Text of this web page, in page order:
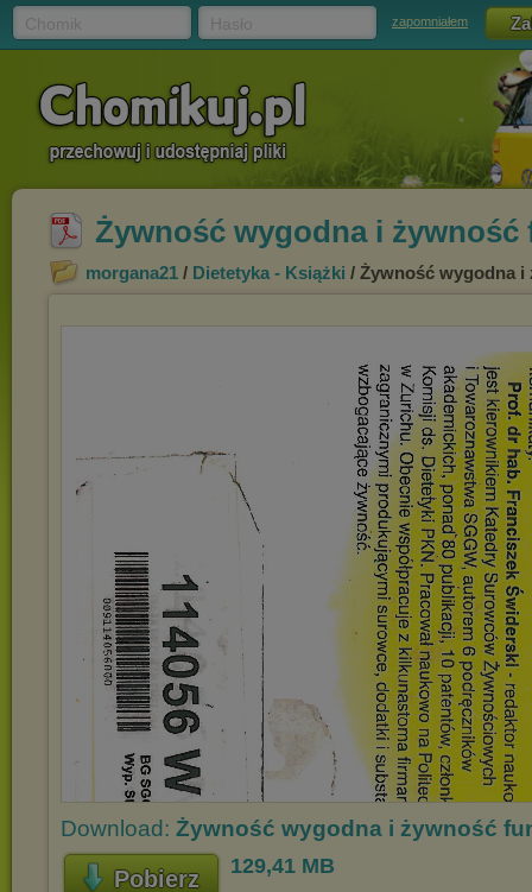
zapomniałem
Żywność wygodna i
morgana21 / Dietetyka - Książki / Żywność wygodna
Download: Żywność wygodna i żywność
Pobierz 129,41 MB